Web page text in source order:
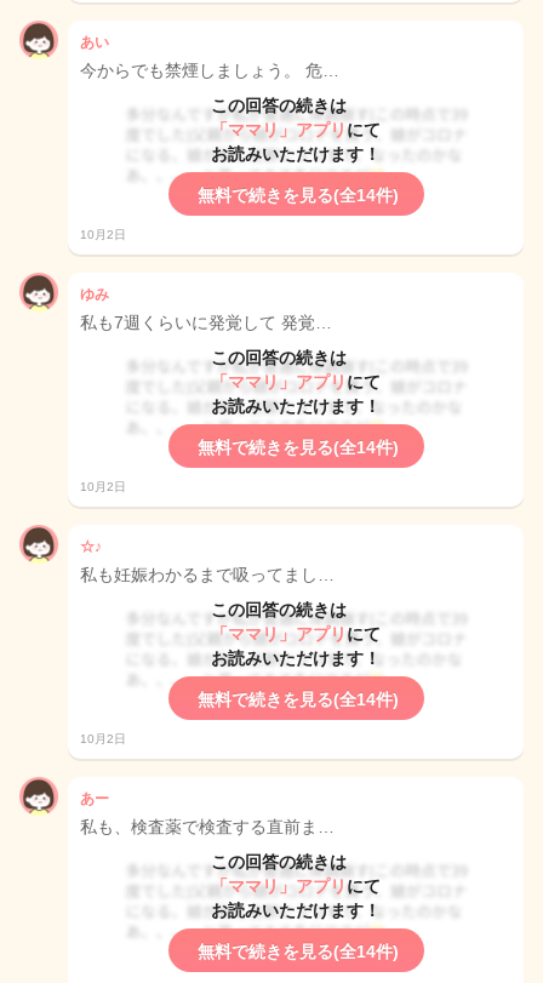
あい
今からでも禁煙しましょう。 危…
この回答の続きは
「ママリ」アプリ にて
お読みいただけます！
無料で続きを見る(全14件)
10月2日
ゆみ
私も7週くらいに発覚して 発覚…
この回答の続きは
「ママリ」アプリ にて
お読みいただけます！
無料で続きを見る(全14件)
10月2日
☆♪
私も妊娠わかるまで吸ってまし…
この回答の続きは
「ママリ」アプリ にて
お読みいただけます！
無料で続きを見る(全14件)
10月2日
あー
私も、検査薬で検査する直前ま…
この回答の続きは
「ママリ」アプリ にて
お読みいただけます！
無料で続きを見る(全14件)